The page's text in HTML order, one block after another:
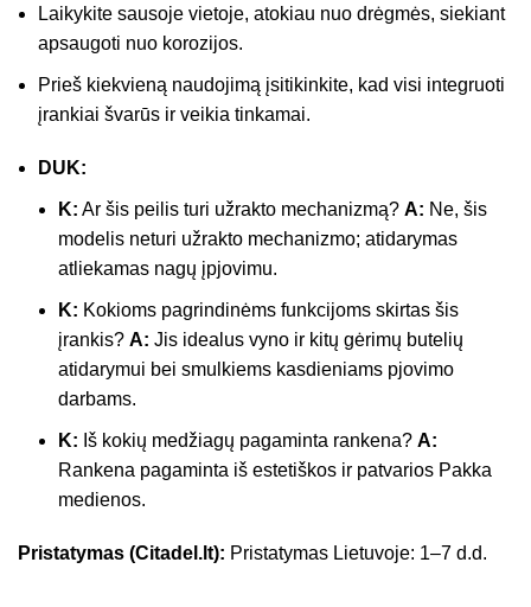
Laikykite sausoje vietoje, atokiau nuo drėgmės, siekiant
apsaugoti nuo korozijos.
Prieš kiekvieną naudojimą įsitikinkite, kad visi integruoti
įrankiai švarūs ir veikia tinkamai.
DUK:
K: Ar šis peilis turi užrakto mechanizmą? A: Ne, šis
modelis neturi užrakto mechanizmo; atidarymas
atliekamas nagų įpjovimu.
K: Kokioms pagrindinėms funkcijoms skirtas šis
įrankis? A: Jis idealus vyno ir kitų gėrimų butelių
atidarymui bei smulkiems kasdieniams pjovimo
darbams.
K: Iš kokių medžiagų pagaminta rankena? A:
Rankena pagaminta iš estetiškos ir patvarios Pakka
medienos.
Pristatymas (Citadel.lt): Pristatymas Lietuvoje: 1–7 d.d.